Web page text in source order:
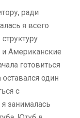
ради
я всего
и Американские
готовиться
один
с
занималась